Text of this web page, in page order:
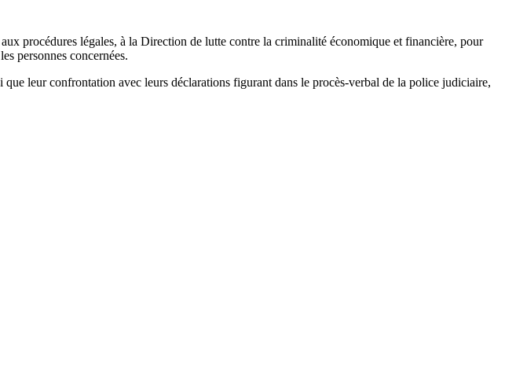
procédures légales, à la Direction de lutte contre la criminalité économique et financière, pour
personnes concernées.
leur confrontation avec leurs déclarations figurant dans le procès-verbal de la police judiciaire,